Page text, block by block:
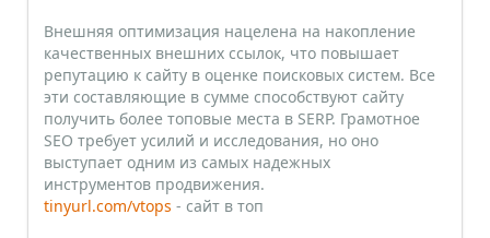
Внешняя оптимизация нацелена на накопление
качественных внешних ссылок, что повышает
репутацию к сайту в оценке поисковых систем. Все
эти составляющие в сумме способствуют сайту
получить более топовые места в SERP. Грамотное
SEO требует усилий и исследования, но оно
выступает одним из самых надежных
инструментов продвижения.
tinyurl.com/vtops - сайт в топ